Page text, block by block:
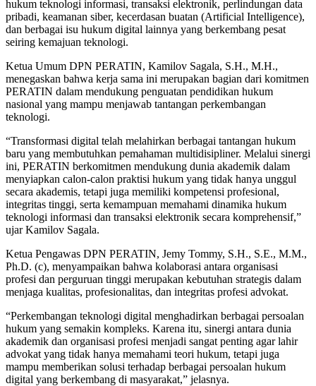
hukum teknologi informasi, transaksi elektronik, perlindungan data
pribadi, keamanan siber, kecerdasan buatan (Artificial Intelligence),
dan berbagai isu hukum digital lainnya yang berkembang pesat
seiring kemajuan teknologi.
Ketua Umum DPN PERATIN, Kamilov Sagala, S.H., M.H.,
menegaskan bahwa kerja sama ini merupakan bagian dari komitmen
PERATIN dalam mendukung penguatan pendidikan hukum
nasional yang mampu menjawab tantangan perkembangan
teknologi.
“Transformasi digital telah melahirkan berbagai tantangan hukum
baru yang membutuhkan pemahaman multidisipliner. Melalui sinergi
ini, PERATIN berkomitmen mendukung dunia akademik dalam
menyiapkan calon-calon praktisi hukum yang tidak hanya unggul
secara akademis, tetapi juga memiliki kompetensi profesional,
integritas tinggi, serta kemampuan memahami dinamika hukum
teknologi informasi dan transaksi elektronik secara komprehensif,”
ujar Kamilov Sagala.
Ketua Pengawas DPN PERATIN, Jemy Tommy, S.H., S.E., M.M.,
Ph.D. (c), menyampaikan bahwa kolaborasi antara organisasi
profesi dan perguruan tinggi merupakan kebutuhan strategis dalam
menjaga kualitas, profesionalitas, dan integritas profesi advokat.
“Perkembangan teknologi digital menghadirkan berbagai persoalan
hukum yang semakin kompleks. Karena itu, sinergi antara dunia
akademik dan organisasi profesi menjadi sangat penting agar lahir
advokat yang tidak hanya memahami teori hukum, tetapi juga
mampu memberikan solusi terhadap berbagai persoalan hukum
digital yang berkembang di masyarakat,” jelasnya.